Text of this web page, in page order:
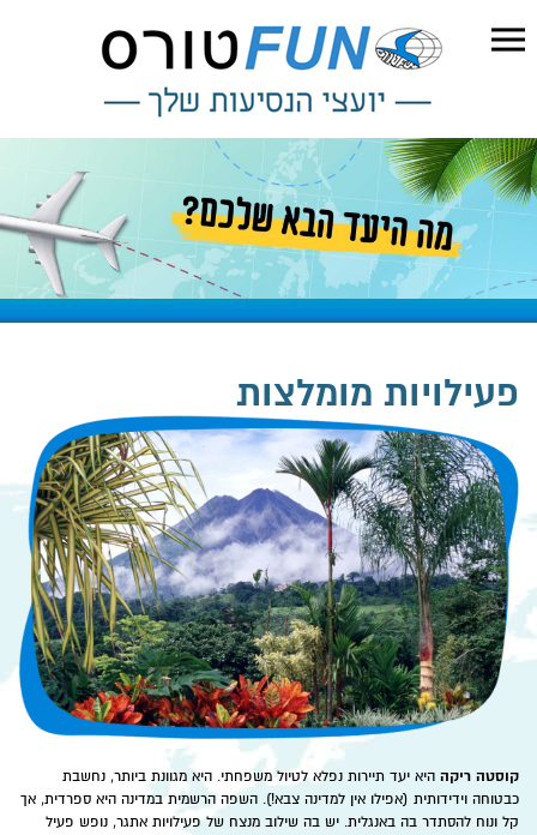
פעילויות מומלצות
קוסטה ריקה היא יעד תיירות נפלא לטיול משפחתי. היא מגוונת ביותר, נחשבת
כבטוחה וידידותית (אפילו אין למדינה צבא!). השפה הרשמית במדינה היא ספרדית, אך
קל ונוח להסתדר בה באנגלית. יש בה שילוב מנצח של פעילויות אתגר, נופש פעיל